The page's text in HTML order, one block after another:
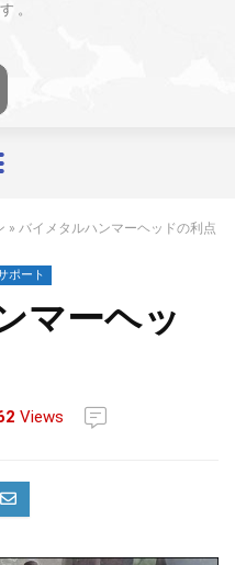
。
» バイメタルハンマーヘッドの利点
ポート
マーヘッ
Views